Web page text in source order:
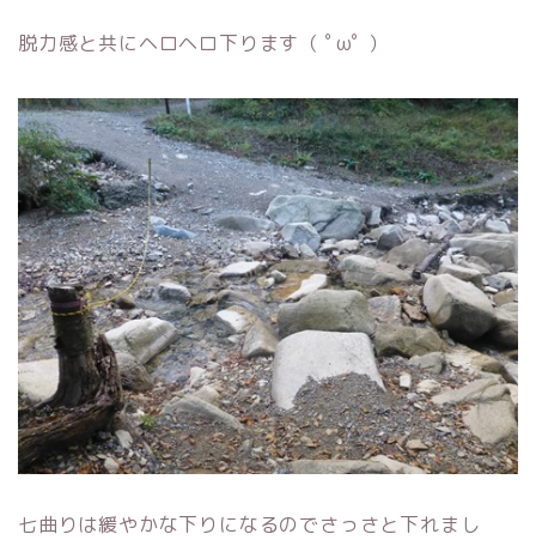
脱力感と共にヘロヘロ下ります（ ﾟωﾟ ）
七曲りは緩やかな下りになるのでさっさと下れまし